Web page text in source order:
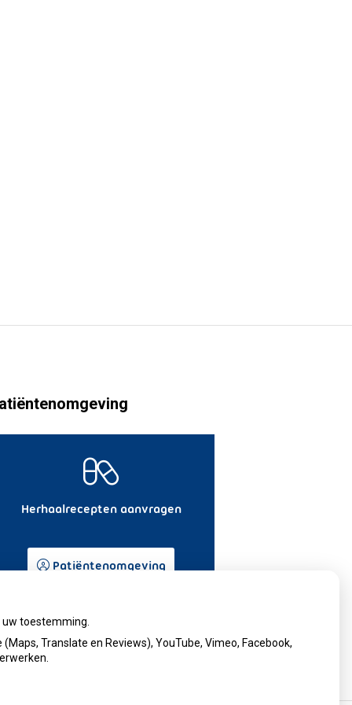
Herhaalrecepten aanvragen
Patiëntenomgeving
toestemming.
Translate en Reviews), YouTube, Vimeo, Facebook,